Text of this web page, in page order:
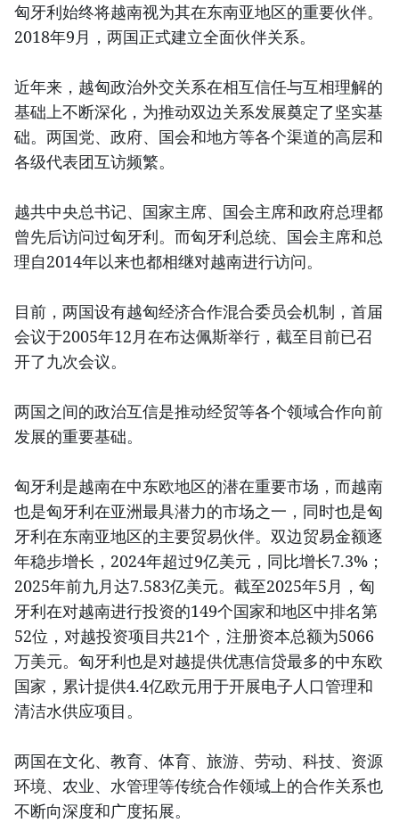
匈牙利始终将越南视为其在东南亚地区的重要伙伴。
2018年9月，两国正式建立全面伙伴关系。
近年来，越匈政治外交关系在相互信任与互相理解的
基础上不断深化，为推动双边关系发展奠定了坚实基
础。两国党、政府、国会和地方等各个渠道的高层和
各级代表团互访频繁。
越共中央总书记、国家主席、国会主席和政府总理都
曾先后访问过匈牙利。而匈牙利总统、国会主席和总
理自2014年以来也都相继对越南进行访问。
目前，两国设有越匈经济合作混合委员会机制，首届
会议于2005年12月在布达佩斯举行，截至目前已召
开了九次会议。
两国之间的政治互信是推动经贸等各个领域合作向前
发展的重要基础。
匈牙利是越南在中东欧地区的潜在重要市场，而越南
也是匈牙利在亚洲最具潜力的市场之一，同时也是匈
牙利在东南亚地区的主要贸易伙伴。双边贸易金额逐
年稳步增长，2024年超过9亿美元，同比增长7.3%；
2025年前九月达7.583亿美元。截至2025年5月，匈
牙利在对越南进行投资的149个国家和地区中排名第
52位，对越投资项目共21个，注册资本总额为5066
万美元。匈牙利也是对越提供优惠信贷最多的中东欧
国家，累计提供4.4亿欧元用于开展电子人口管理和
清洁水供应项目。
两国在文化、教育、体育、旅游、劳动、科技、资源
环境、农业、水管理等传统合作领域上的合作关系也
不断向深度和广度拓展。